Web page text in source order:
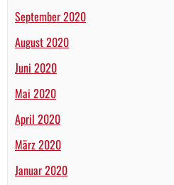
September 2020
August 2020
Juni 2020
Mai 2020
April 2020
März 2020
Januar 2020